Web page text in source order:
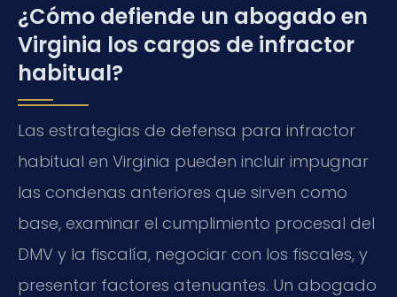
¿Cómo defiende un abogado en
Virginia los cargos de infractor
habitual?
Las estrategias de defensa para infractor
habitual en Virginia pueden incluir impugnar
las condenas anteriores que sirven como
base, examinar el cumplimiento procesal del
DMV y la fiscalía, negociar con los fiscales, y
presentar factores atenuantes. Un abogado